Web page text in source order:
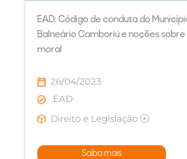
EAD: Código de conduta do
Balneário Camboriú e noções
moral
26/04/2023
EAD
Direito e Legislação+
Saiba mais